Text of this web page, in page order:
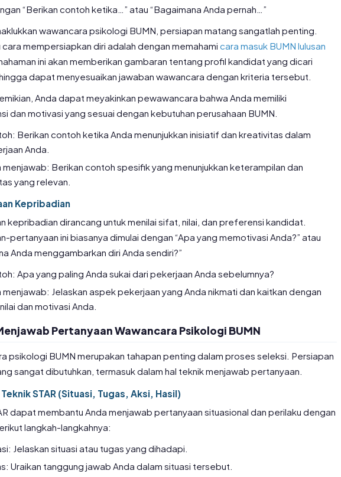
“Berikan contoh ketika…” atau “Bagaimana Anda pernah…”
wawancara psikologi BUMN, persiapan matang sangatlah penting.
cara mempersiapkan diri adalah dengan memahami cara masuk BUMN lulusan
ini akan memberikan gambaran tentang profil kandidat yang dicari
dapat menyesuaikan jawaban wawancara dengan kriteria tersebut.
Anda dapat meyakinkan pewawancara bahwa Anda memiliki
dan motivasi yang sesuai dengan kebutuhan perusahaan BUMN.
Berikan contoh ketika Anda menunjukkan inisiatif dan kreativitas dalam
Anda.
menjawab: Berikan contoh spesifik yang menunjukkan keterampilan dan
yang relevan.
Kepribadian
kepribadian dirancang untuk menilai sifat, nilai, dan preferensi kandidat.
pertanyaan ini biasanya dimulai dengan “Apa yang memotivasi Anda?” atau
Anda menggambarkan diri Anda sendiri?”
Apa yang paling Anda sukai dari pekerjaan Anda sebelumnya?
menjawab: Jelaskan aspek pekerjaan yang Anda nikmati dan kaitkan dengan
dan motivasi Anda.
Pertanyaan Wawancara Psikologi BUMN
psikologi BUMN merupakan tahapan penting dalam proses seleksi. Persiapan
sangat dibutuhkan, termasuk dalam hal teknik menjawab pertanyaan.
STAR (Situasi, Tugas, Aksi, Hasil)
dapat membantu Anda menjawab pertanyaan situasional dan perilaku dengan
langkah-langkahnya:
Jelaskan situasi atau tugas yang dihadapi.
Uraikan tanggung jawab Anda dalam situasi tersebut.